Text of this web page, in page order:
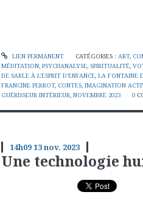
LIEN PERMANENT CATÉGORIES : ART,
MÉDITATION, PSYCHANALYSE, SPIRITUALITÉ,
DE SABLE À L'ESPRIT D'ENFANCE, LA FONTAINE
FRANCINE PERROT, CONTES, IMAGINATION
GUÉRISSEUR INTÉRIEUR, NOVEMBRE 2023 0
14h0913nov. 2023
Une technologie